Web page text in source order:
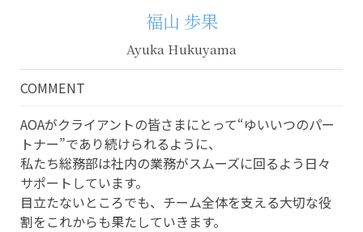
福山 歩果
Ayuka Hukuyama
COMMENT
AOAがクライアントの皆さまにとって“ゆいいつのパー
トナー”であり続けられるように、
私たち総務部は社内の業務がスムーズに回るよう日々
サポートしています。
目立たないところでも、チーム全体を支える大切な役
割をこれからも果たしていきます。